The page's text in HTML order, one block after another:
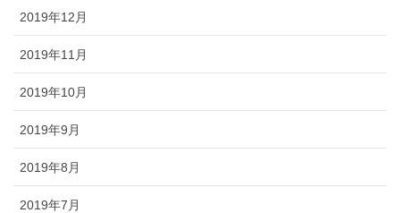
2019年12月
2019年11月
2019年10月
2019年9月
2019年8月
2019年7月